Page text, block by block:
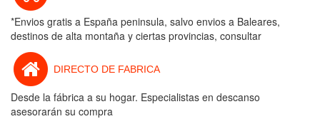
*Envios gratis a España peninsula, salvo envios a Baleares,
destinos de alta montaña y ciertas provincias, consultar
DIRECTO DE FABRICA
Desde la fábrica a su hogar. Especialistas en descanso
asesorarán su compra